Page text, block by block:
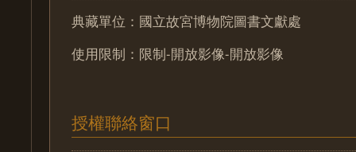
典藏單位：國立故宮博物院圖書文獻處
使用限制：限制-開放影像-開放影像
授權聯絡窗口